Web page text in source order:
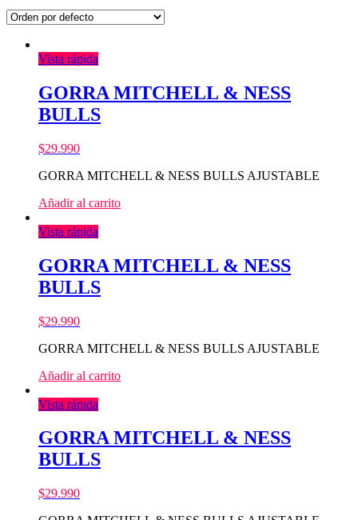
Vista rápida
GORRA MITCHELL & NESS
BULLS
$29.990
GORRA MITCHELL & NESS BULLS AJUSTABLE
Añadir al carrito
Vista rápida
GORRA MITCHELL & NESS
BULLS
$29.990
GORRA MITCHELL & NESS BULLS AJUSTABLE
Añadir al carrito
Vista rápida
GORRA MITCHELL & NESS
BULLS
$29.990